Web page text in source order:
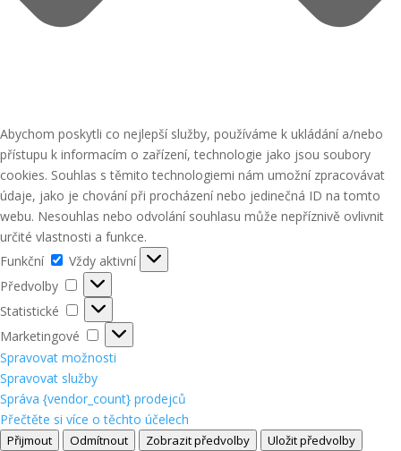
Abychom poskytli co nejlepší služby, používáme k ukládání a/nebo
přístupu k informacím o zařízení, technologie jako jsou soubory
cookies. Souhlas s těmito technologiemi nám umožní zpracovávat
údaje, jako je chování při procházení nebo jedinečná ID na tomto
webu. Nesouhlas nebo odvolání souhlasu může nepříznivě ovlivnit
určité vlastnosti a funkce.
Funkční
Funkční
Vždy aktivní
Předvolby
Předvolby
Statistické
Statistické
Marketingové
Marketingové
Spravovat možnosti
Spravovat služby
Správa {vendor_count} prodejců
Přečtěte si více o těchto účelech
Přijmout Odmítnout Zobrazit předvolby Uložit předvolby